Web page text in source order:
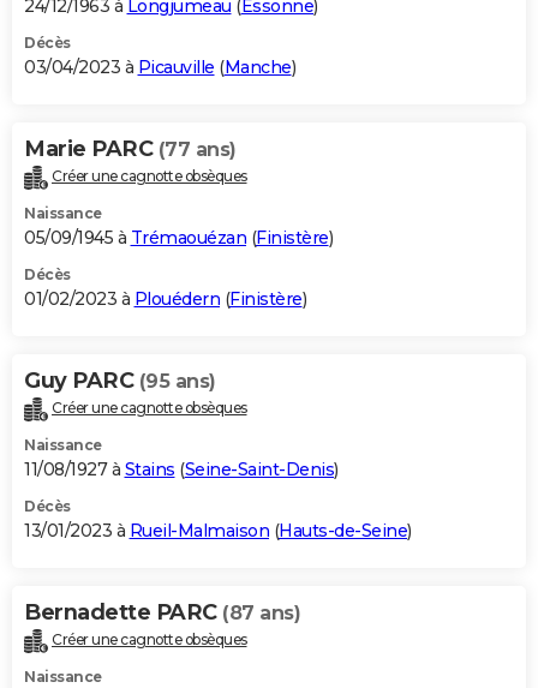
24/12/1963 à Longjumeau ( Essonne)
Décès
03/04/2023 à Picauville (Manche)
Marie PARC (77 ans)
Créer une cagnotte obsèques
Naissance
05/09/1945 à Trémaouézan (Finistère)
Décès
01/02/2023 à Plouédern (Finistère)
Guy PARC (95 ans)
Créer une cagnotte obsèques
Naissance
11/08/1927 à Stains (Seine-Saint-Denis)
Décès
13/01/2023 à Rueil-Malmaison (Hauts-de-Seine)
Bernadette PARC (87 ans)
Créer une cagnotte obsèques
Naissance